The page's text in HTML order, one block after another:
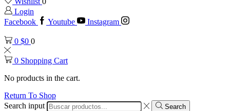
Login
Facebook
Youtube Instagram
0 $0 0
0 Shopping Cart
No products in the cart.
Return To Shop
Search input
Search